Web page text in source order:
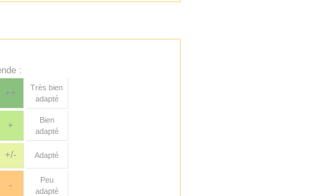
:
++
Très bien
adapté
+
Bien
adapté
+/- Adapté
-
Peu
adapté